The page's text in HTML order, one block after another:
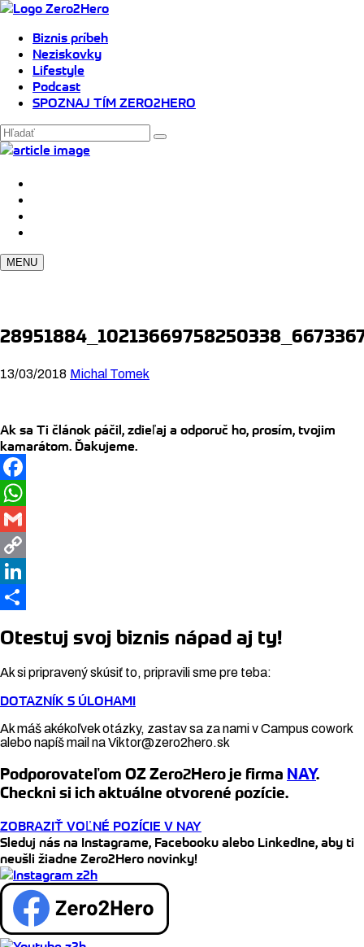
Biznis príbeh
Neziskovky
Lifestyle
Podcast
SPOZNAJ TÍM ZERO2HERO
MENU
13/03/2018 Michal Tomek
Ak sa Ti článok páčil, zdieľaj a odporuč ho, prosím, tvojim
kamarátom. Ďakujeme.
Facebook
WhatsApp
Gmail
Copy
Link
LinkedIn
Otestuj svoj biznis nápad aj ty!
Ak si pripravený skúsiť to, pripravili sme pre teba:
DOTAZNÍK S ÚLOHAMI
Ak máš akékoľvek otázky, zastav sa za nami v Campus cowork
alebo napíš mail na Viktor@zero2hero.sk
Podporovateľom OZ Zero2Hero je firma NAY.
Checkni si ich aktuálne otvorené pozície.
ZOBRAZIŤ VOĽNÉ POZÍCIE V NAY
Sleduj nás na Instagrame, Facebooku alebo LinkedIne, aby ti
neušli žiadne Zero2Hero novinky!